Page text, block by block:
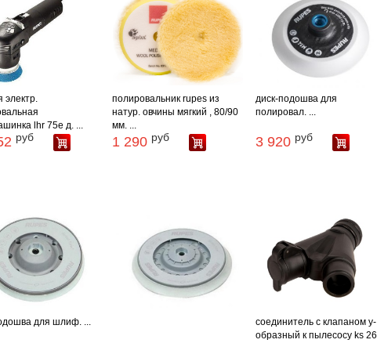
электр.
lhr 75e д. ...
руб
полировальник rupes из
натур. овчины мягкий , 80/90
мм. ...
1 290 руб
диск-подошва для
полировал. ...
3 920 руб
для шлиф. ...
соединитель с клапаном y-
образный к пылесосу ks 26